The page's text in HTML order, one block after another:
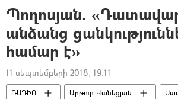
Պողոսյան.
անձանց
համար է»
11 սեպտեմբերի 2018, 19:11
ՌԱԴԻՈ Արթուր Վանեցյան